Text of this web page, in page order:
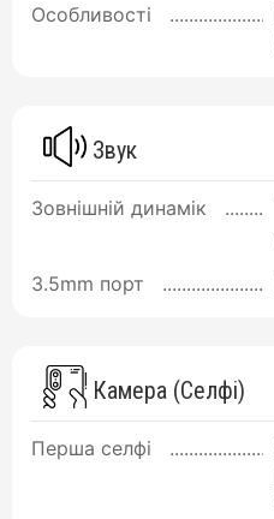
Особливості
Звук
Зовнішній динамік
3.5mm порт
Камера (Селфі)
Перша селфі